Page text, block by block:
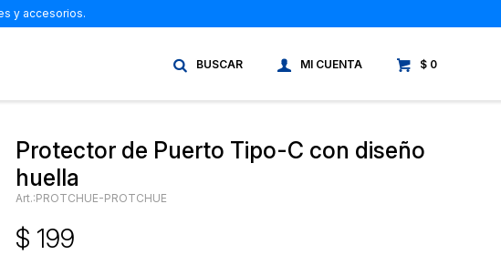
$ 0
y accesorios.
Protector de Puerto Tipo-C con diseño
huella
PROTCHUE-PROTCHUE
$ 199